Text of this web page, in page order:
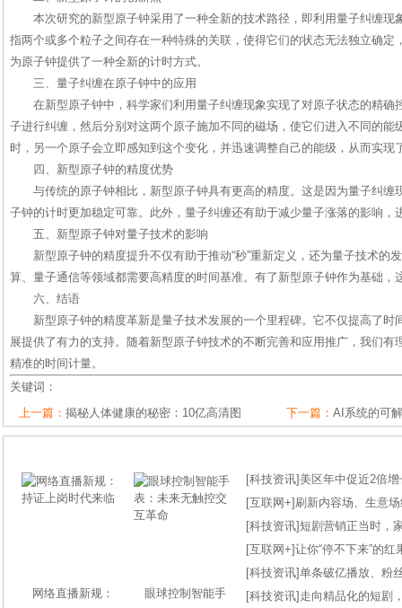
本次研究的新型原子钟采用了一种全新的技术路径，即利用量子纠缠现
指两个或多个粒子之间存在一种特殊的关联，使得它们的状态无法独立确定
为原子钟提供了一种全新的计时方式。
三、量子纠缠在原子钟中的应用
在新型原子钟中，科学家们利用量子纠缠现象实现了对原子状态的精确
子进行纠缠，然后分别对这两个原子施加不同的磁场，使它们进入不同的能
时，另一个原子会立即感知到这个变化，并迅速调整自己的能级，从而实现
四、新型原子钟的精度优势
与传统的原子钟相比，新型原子钟具有更高的精度。这是因为量子纠缠
子钟的计时更加稳定可靠。此外，量子纠缠还有助于减少量子涨落的影响，
五、新型原子钟对量子技术的影响
新型原子钟的精度提升不仅有助于推动“秒”重新定义，还为量子技术的
算、量子通信等领域都需要高精度的时间基准。有了新型原子钟作为基础，
六、结语
新型原子钟的精度革新是量子技术发展的一个里程碑。它不仅提高了时
展提供了有力的支持。随着新型原子钟技术的不断完善和应用推广，我们有
精准的时间计量。
关键词：
上一篇： 揭秘人体健康的秘密：10亿高清图 下一篇： AI系统的可
网络直播新规： 眼球控制智能手
[科技资讯] 美区年中促近2倍
[互联网+] 刷新内容场、生意
[科技资讯]短剧营销正当时，
[互联网+]让你“停不下来”的
[科技资讯]单条破亿播放、粉
[科技资讯] 走向精品化的短剧